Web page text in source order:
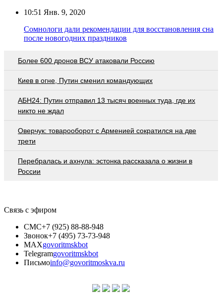
10:51 Янв. 9, 2020
Сомнологи дали рекомендации для восстановления сна
после новогодних праздников
Более 600 дронов ВСУ атаковали Россию
Киев в огне, Путин сменил командующих
АБН24: Путин отправил 13 тысяч военных туда, где их
никто не ждал
Оверчук: товарооборот с Арменией сократился на две
трети
Перебралась и ахнула: эстонка рассказала о жизни в
России
Связь с эфиром
СМС+7 (925) 88-88-948
Звонок+7 (495) 73-73-948
MAXgovoritmskbot
Telegramgovoritmskbot
Письмоinfo@govoritmoskva.ru